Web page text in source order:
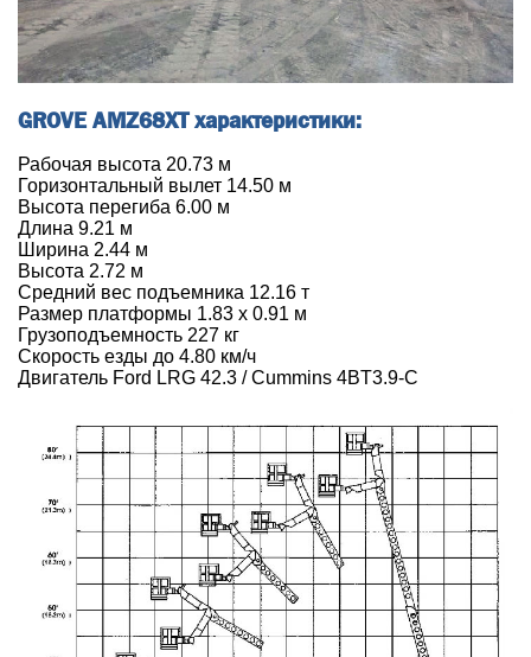
GROVE AMZ68XT характеристики:
Рабочая высота 20.73 м
Горизонтальный вылет 14.50 м
Высота перегиба 6.00 м
Длина 9.21 м
Ширина 2.44 м
Высота 2.72 м
Средний вес подъемника 12.16 т
Размер платформы 1.83 х 0.91 м
Грузоподъемность 227 кг
Скорость езды до 4.80 км/ч
Двигатель Ford LRG 42.3 / Cummins 4BT3.9-C